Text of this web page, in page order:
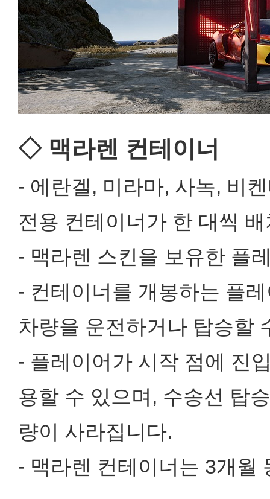
◇ 맥라렌 컨테이너
- 에란겔, 미라마, 사녹, 비
전용 컨테이너가 한 대씩
- 맥라렌 스킨을 보유한 플
- 컨테이너를 개봉하는 플
차량을 운전하거나 탑승할
- 플레이어가 시작 점에 진
용할 수 있으며, 수송선 탑
량이 사라집니다.
- 맥라렌 컨테이너는 3개월